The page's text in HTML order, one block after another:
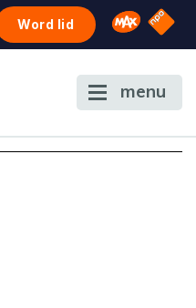
Word lid Omroep
NPO
menu